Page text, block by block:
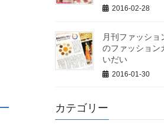
2016-02-28
月刊ファッショ
のファッション
いだい
2016-01-30
カテゴリー